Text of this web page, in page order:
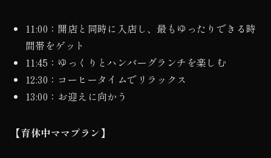
11:00：開店と同時に入店し、最もゆったりできる時
間帯をゲット
11:45：ゆっくりとハンバーグランチを楽しむ
12:30：コーヒータイムでリラックス
13:00：お迎えに向かう
【育休中ママプラン】